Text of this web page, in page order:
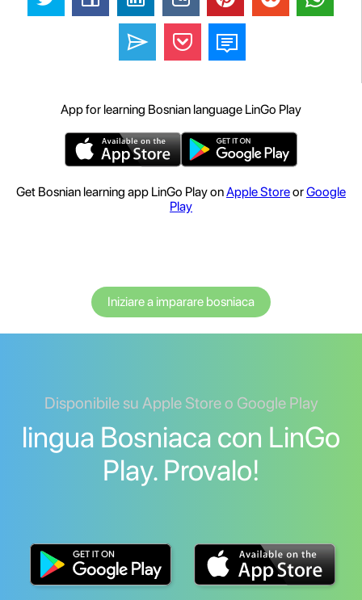
App for learning Bosnian language LinGo Play
Get Bosnian learning app LinGo Play onApple StoreorGoogle
Play
Iniziare a imparare bosniaca
Disponibile su Apple Store o Google Play
lingua Bosniaca con LinGo
Play. Provalo!